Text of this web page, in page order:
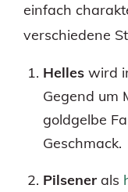
einfach
verschiedene
Helles wird
Gegend um
goldgelbe
Geschmack.
Pilsener als